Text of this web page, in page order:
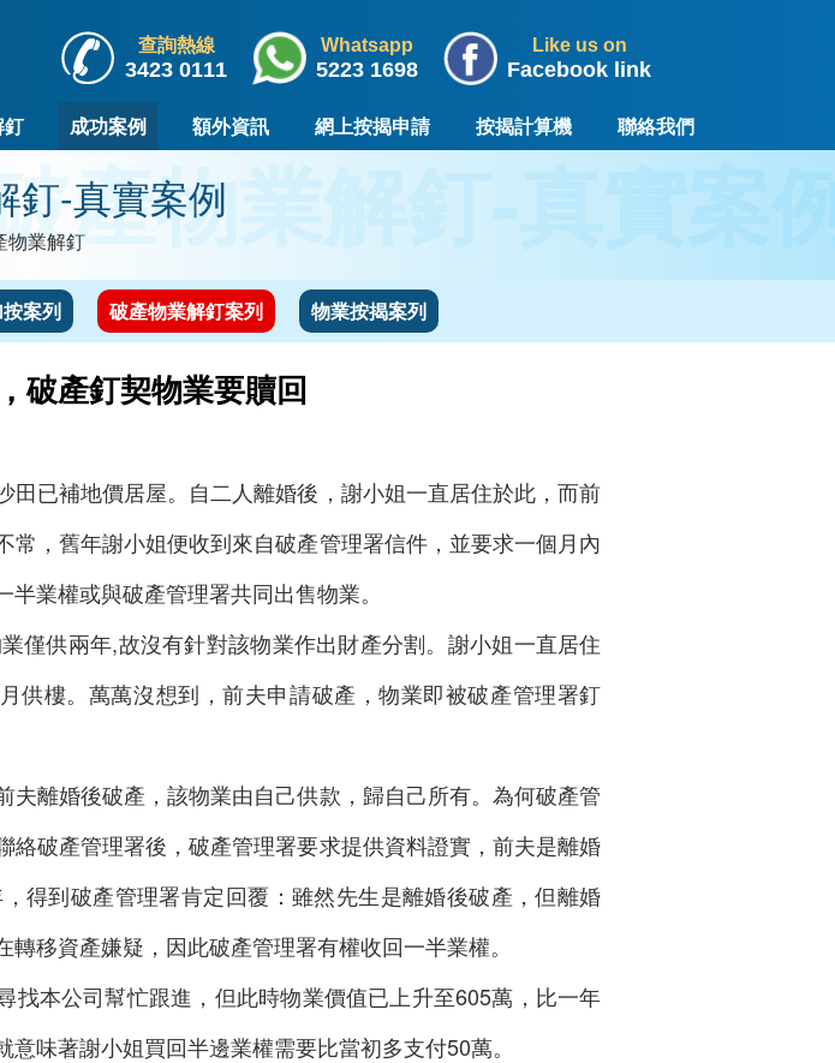
查詢熱線
3423 0111
Whatsapp
5223 1698
Like us on
Facebook link
釘 成功案例 額外資訊 網上按揭申請 按揭計算機 聯絡我們
釘-真實案例
物業解釘產物業解釘-真實案
案列 破產物業解釘案列 物業按揭案列
破產釘契物業要贖回
田已補地價居屋。自二人離婚後，謝小姐一直居住於此，而前
常，舊年謝小姐便收到來自破產管理署信件，並要求一個月內
業權或與破產管理署共同出售物業。
僅供兩年,故沒有針對該物業作出財產分割。謝小姐一直居住
供樓。萬萬沒想到，前夫申請破產，物業即被破產管理署釘
夫離婚後破產，該物業由自己供款，歸自己所有。為何破產管
絡破產管理署後，破產管理署要求提供資料證實，前夫是離婚
得到破產管理署肯定回覆：雖然先生是離婚後破產，但離婚
移資產嫌疑，因此破產管理署有權收回一半業權。
找本公司幫忙跟進，但此時物業價值已上升至605萬，比一年
味著謝小姐買回半邊業權需要比當初多支付50萬。